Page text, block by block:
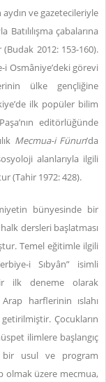
ve gazetecileriyle
Batılılışma çabalarına
2012: 153-160).
i Osmâniye’deki görevi
ülke gençliğine
ilk popüler bilim
editörlüğünde
Mecmua-i Fünun’da
alanlarıyla ilgili
(Tahir 1972: 428).
bünyesinde bir
dersleri başlatması
Temel eğitimle ilgili
i Sıbyân” isimli
ilk deneme olarak
harflerinin ıslahı
Çocukların
ilimlere başlangıç
bir usul ve program
olmak üzere mecmua,